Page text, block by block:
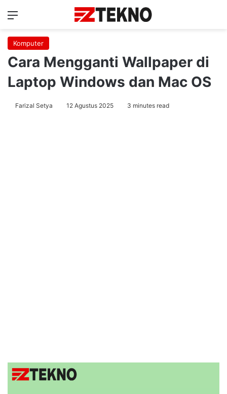
Menu
Komputer
Cara Mengganti Wallpaper di
Laptop Windows dan Mac OS
Farizal Setya 12 Agustus 2025 3 minutes read